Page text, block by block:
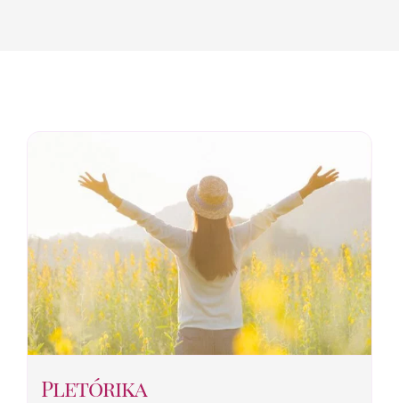
Pletórika